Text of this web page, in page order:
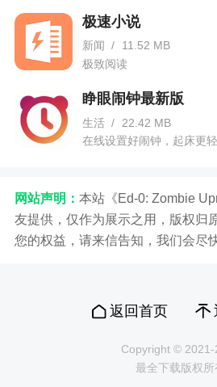
极速小说
新闻 /
11.52 MB
极致阅读
睁眼闹钟最新版
生活 /
22.42 MB
在线设置好闹钟，起床更轻
网站声明： 本站《Ed-0: Zombie
友提供，仅作为展示之用，版权归
您的权益，请来信告知，我们会尽
返回首页
Copyright © 2021-
最全下载版权所